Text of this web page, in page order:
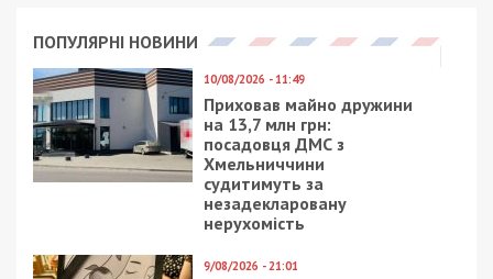
ПОПУЛЯРНІ НОВИНИ
10/08/2026 - 11:49
Приховав майно дружини
на 13,7 млн грн:
посадовця ДМС з
Хмельниччини
судитимуть за
незадекларовану
нерухомість
9/08/2026 - 21:01